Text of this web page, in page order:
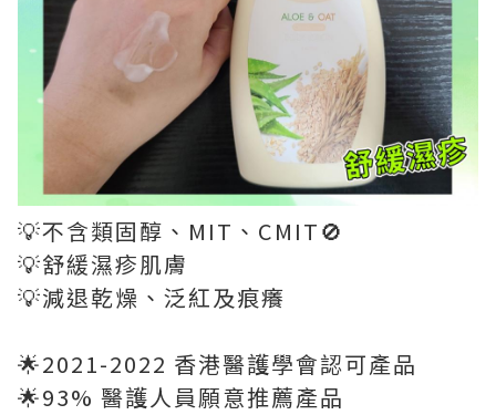
💡不含類固醇、MIT、CMIT🚫
💡舒緩濕疹肌膚
💡減退乾燥、泛紅及痕癢
🌟2021-2022 香港醫護學會認可產品
🌟93% 醫護人員願意推薦產品